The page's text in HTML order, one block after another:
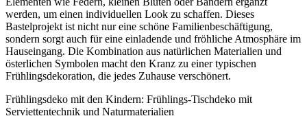
werden, um einen individuellen Look zu schaffen. Dieses
Bastelprojekt ist nicht nur eine schöne Familienbeschäftigung,
sondern sorgt auch für eine einladende und fröhliche Atmosphäre im
Hauseingang. Die Kombination aus natürlichen Materialien und
österlichen Symbolen macht den Kranz zu einer typischen
Frühlingsdekoration, die jedes Zuhause verschönert.
Frühlingsdeko mit den Kindern: Frühlings-Tischdeko mit
Serviettentechnik und Naturmaterialien